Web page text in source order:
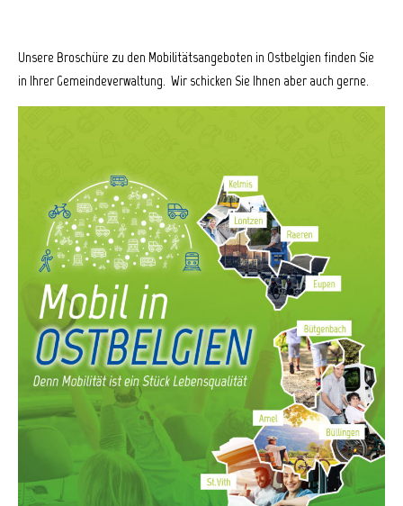
Unsere Broschüre zu den Mobilitätsangeboten in Ostbelgien finden Sie
in Ihrer Gemeindeverwaltung. Wir schicken Sie Ihnen aber auch gerne.